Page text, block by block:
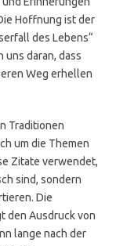
Hoffnung ist der
des Lebens“
uns daran, dass
Weg erhellen
Traditionen
um die Themen
Zitate verwendet,
sind, sondern
Die
den Ausdruck von
lange nach der